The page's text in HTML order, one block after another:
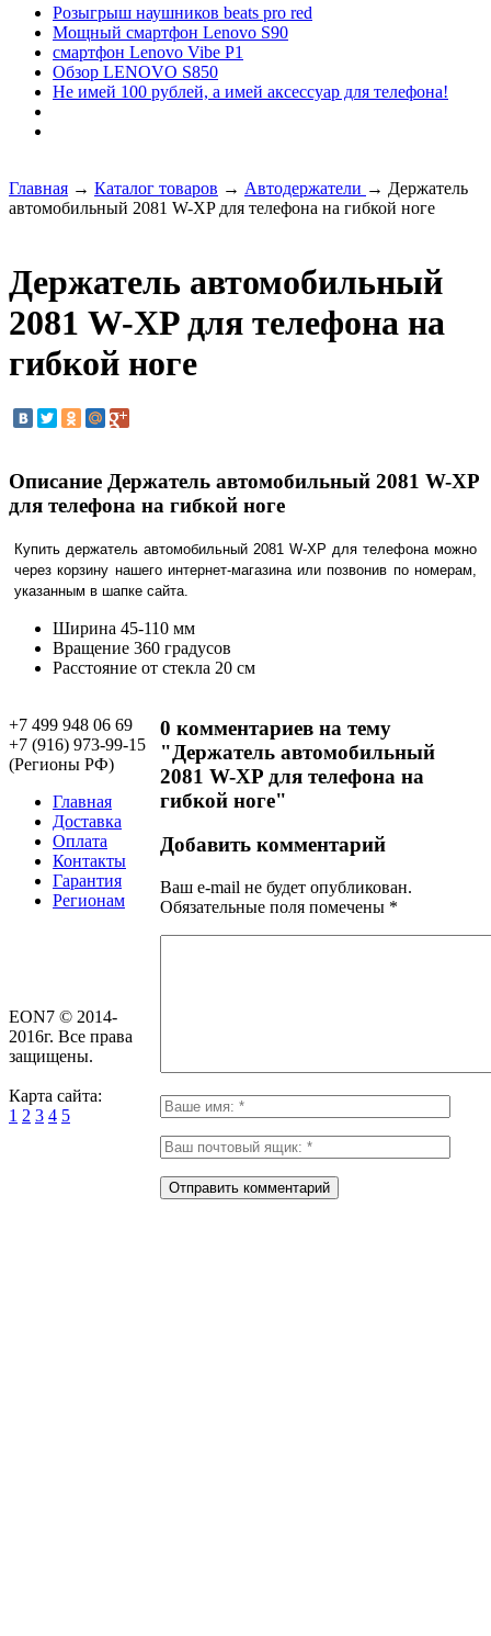
Розыгрыш наушников beats pro red
Мощный смартфон Lenovo S90
смартфон Lenovo Vibe P1
Обзор LENOVO S850
Не имей 100 рублей, а имей аксессуар для телефона!
Главная → Каталог товаров → Автодержатели → Держатель
автомобильный 2081 W-XP для телефона на гибкой ноге
Держатель автомобильный
2081 W-XP для телефона на
гибкой ноге
Описание Держатель автомобильный 2081 W-XP
для телефона на гибкой ноге
Купить держатель автомобильный 2081 W-XP для телефона можно
через корзину нашего интернет-магазина или позвонив по номерам,
указанным в шапке сайта.
Ширина 45-110 мм
Вращение 360 градусов
Расстояние от стекла 20 см
0 комментариев на тему
"Держатель автомобильный
2081 W-XP для телефона на
гибкой ноге"
Добавить комментарий
Ваш e-mail не будет опубликован.
Обязательные поля помечены *
+7 499 948 06 69
+7 (916) 973-99-15
(Регионы РФ)
Главная
Доставка
Оплата
Контакты
Гарантия
Регионам
EON7 © 2014-
2016г. Все права
защищены.
Карта сайта:
1 2 3 4 5